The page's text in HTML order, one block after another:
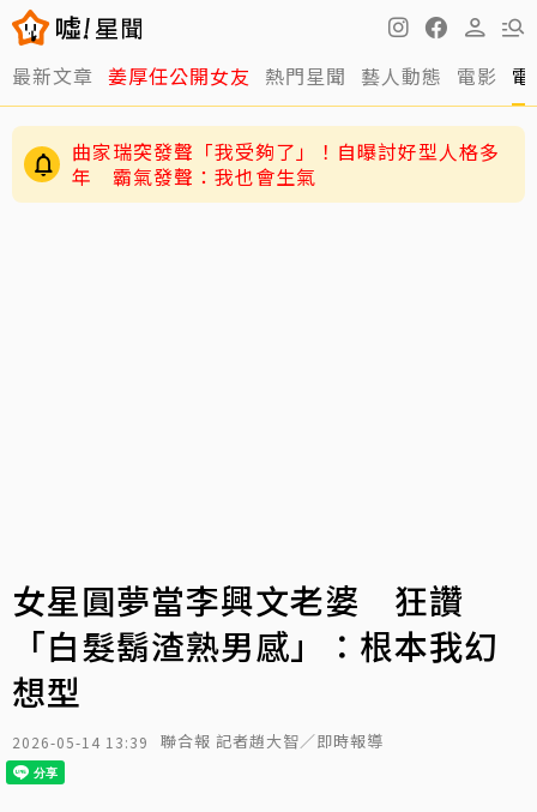
最新文章 姜厚任公開女友 熱門星聞 藝人動態 電影
曲家瑞突發聲「我受夠了」！自曝討好型人格多
年 霸氣發聲：我也會生氣
女星圓夢當李興文老婆 狂讚
「白髮鬍渣熟男感」：根本我幻
想型
2026-05-14 13:39 聯合報 記者趙大智／即時報導